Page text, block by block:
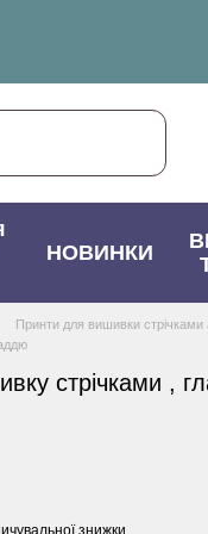
НОВИНКИ
Принти для вишивки стрічками
стрічками ,
знижки